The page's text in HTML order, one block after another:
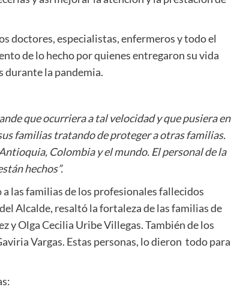
doctores, especialistas, enfermeros y todo el
de lo hecho por quienes entregaron su vida
durante la pandemia.
que ocurriera a tal velocidad y que pusiera en
familias tratando de proteger a otras familias.
Colombia y el mundo. El personal de la
hechos”.
las familias de los profesionales fallecidos
Alcalde, resaltó la fortaleza de las familias de
y Olga Cecilia Uribe Villegas. También de los
Vargas. Estas personas, lo dieron todo para